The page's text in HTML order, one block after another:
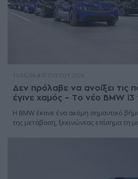
15:06, 06 ΑΥΓΟΎΣΤΟΥ 2026
Δεν πρόλαβε να ανοίξει τις
έγινε χαμός – Το νέο BMW i3
Η BMW έκανε ένα ακόμη σημαντικό
της μετάβαση, ξεκινώντας επίσημα τη